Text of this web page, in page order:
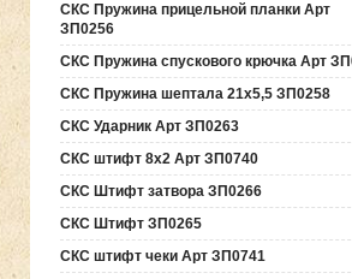
СКС Пружина прицельной планки Арт
ЗП0256
СКС Пружина спускового крючка Арт
СКС Пружина шептала 21х5,5 ЗП0258
СКС Ударник Арт ЗП0263
СКС штифт 8х2 Арт ЗП0740
СКС Штифт затвора ЗП0266
СКС Штифт ЗП0265
СКС штифт чеки Арт ЗП0741